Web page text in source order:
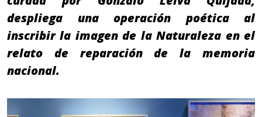
despliega una operación poética al
inscribir la imagen de la Naturaleza en el
relato de reparación de la memoria
nacional.